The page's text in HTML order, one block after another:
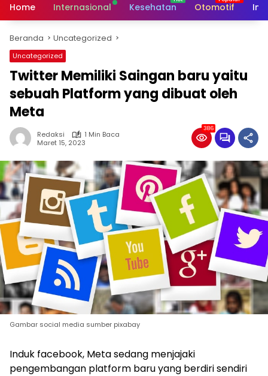
Home Internasional Kesehatan Otomotif
Beranda Uncategorized
Uncategorized
Twitter Memiliki Saingan baru yaitu
sebuah Platform yang dibuat oleh
Meta
Redaksi
1 Min Baca
Maret 15, 2023
386
Gambar social media sumber pixabay
Induk facebook, Meta sedang menjajaki
pengembangan platform baru yang berdiri sendiri